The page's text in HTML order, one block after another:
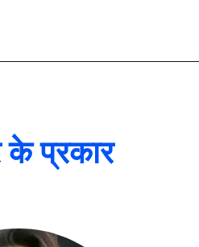
प्रकार